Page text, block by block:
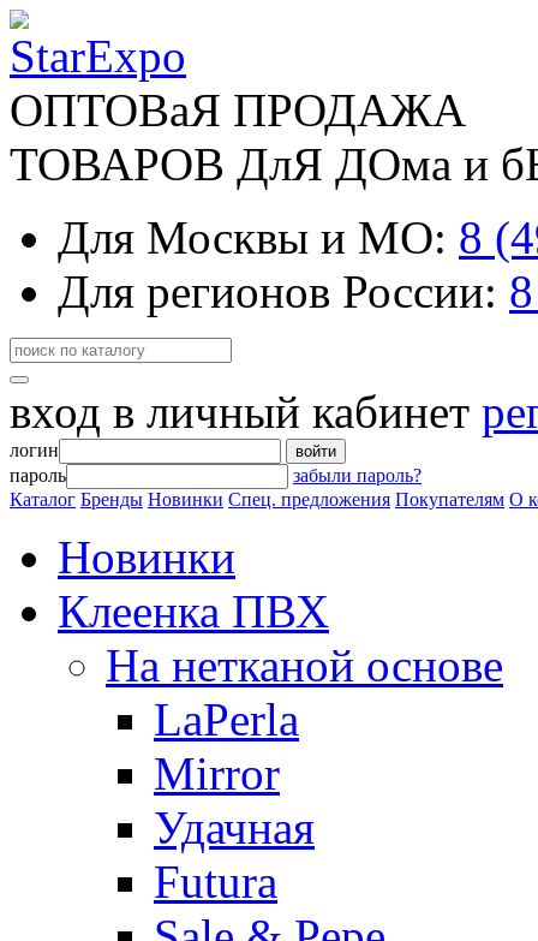
ОПТОВаЯ ПРОДАЖА
ТОВАРОВ ДлЯ ДОма и
Для Москвы и МО: 8
Для регионов России:
вход в личный кабинет
логин войти
пароль
забыли пароль?
Каталог Бренды Новинки Спец. предложения Покупателям О
Новинки
Клеенка ПВХ
На нетканой основе
LaPerla
Mirror
Удачная
Futura